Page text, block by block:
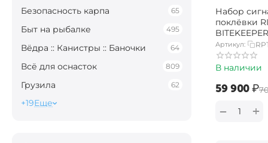
Набор
поклёвки
Артикул:
В наличии
‍59 900‍₽
+
−
Безопасность карпа 65
Быт на рыбалке 495
Вёдра :: Канистры :: Баночки 64
Всё для оснасток 809
Грузила 62
+19Еще